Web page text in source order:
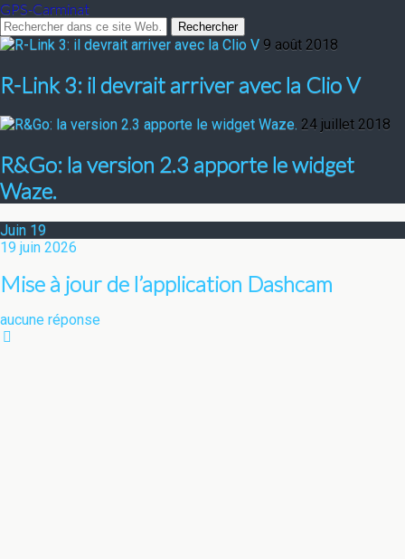
GPS-Carminat
9 août 2018
R-Link 3: il devrait arriver avec la Clio V
24 juillet 2018
R&Go: la version 2.3 apporte le widget
Waze.
Juin 19
19 juin 2026
Mise à jour de l’application Dashcam
aucune réponse